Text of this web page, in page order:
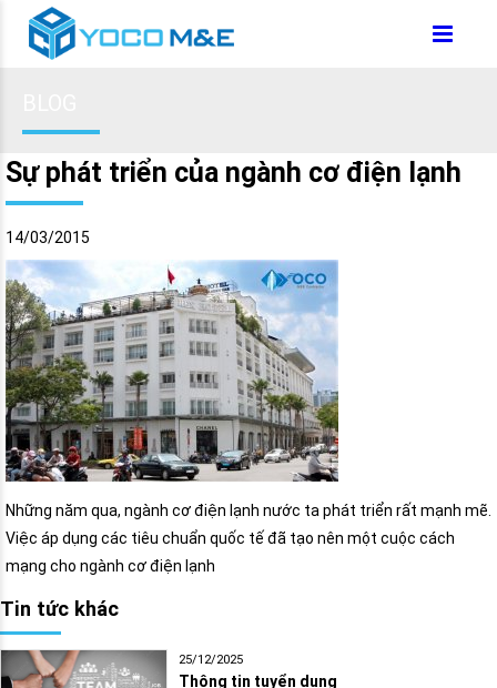
Sự phát triển của ngành cơ điện lạnh
14/03/2015
Những năm qua, ngành cơ điện lạnh nước ta phát triển rất mạnh mẽ.
Việc áp dụng các tiêu chuẩn quốc tế đã tạo nên một cuộc cách
mạng cho ngành cơ điện lạnh
Tin tức khác
25/12/2025
Thông tin tuyển dụng